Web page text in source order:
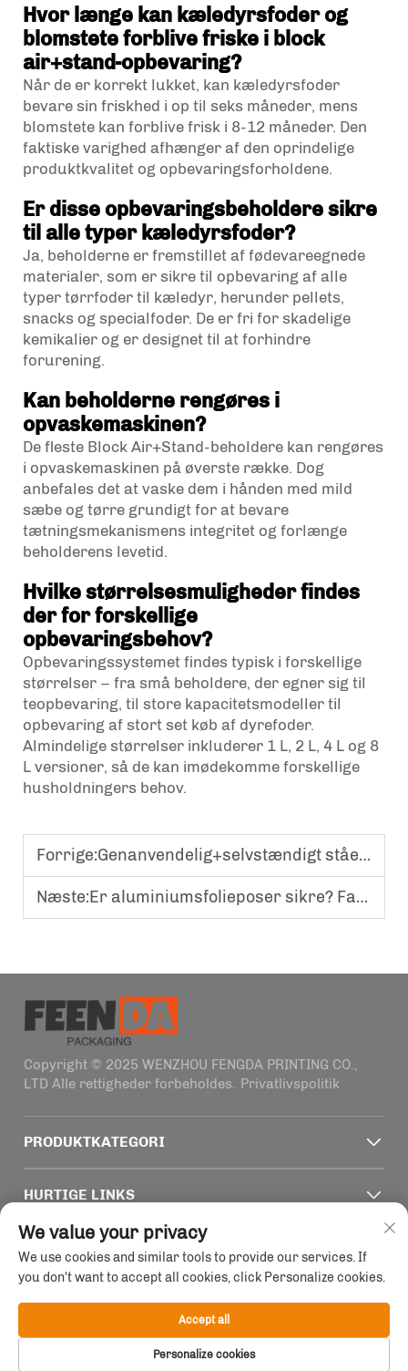
Hvor længe kan kæledyrsfoder og
blomstete forblive friske i block
air+stand-opbevaring?
Når de er korrekt lukket, kan kæledyrsfoder
bevare sin friskhed i op til seks måneder, mens
blomstete kan forblive frisk i 8-12 måneder. Den
faktiske varighed afhænger af den oprindelige
produktkvalitet og opbevaringsforholdene.
Er disse opbevaringsbeholdere sikre
til alle typer kæledyrsfoder?
Ja, beholderne er fremstillet af fødevareegnede
materialer, som er sikre til opbevaring af alle
typer tørrfoder til kæledyr, herunder pellets,
snacks og specialfoder. De er fri for skadelige
kemikalier og er designet til at forhindre
forurening.
Kan beholderne rengøres i
opvaskemaskinen?
De fleste Block Air+Stand-beholdere kan rengøres
i opvaskemaskinen på øverste række. Dog
anbefales det at vaske dem i hånden med mild
sæbe og tørre grundigt for at bevare
tætningsmekanismens integritet og forlænge
beholderens levetid.
Hvilke størrelsesmuligheder findes
der for forskellige
opbevaringsbehov?
Opbevaringssystemet findes typisk i forskellige
størrelser – fra små beholdere, der egner sig til
teopbevaring, til store kapacitetsmodeller til
opbevaring af stort set køb af dyrefoder.
Almindelige størrelser inkluderer 1 L, 2 L, 4 L og 8
L versioner, så de kan imødekomme forskellige
husholdningers behov.
Forrige:Genanvendelig+selvstændigt stående og stabil opbevaring! Bruges til daglig kemiske prøver og rejpakker, hvilket er både miljøvenligt og utæthedsfrit
Næste:Er aluminiumsfolieposer sikre? Fakta, du skal kende
Copyright © 2025 WENZHOU FENGDA PRINTING CO.,
LTD Alle rettigheder forbeholdes. Privatlivspolitik
PRODUKTKATEGORI
HURTIGE LINKS
KONTAKTOPLYSNINGER
Office add : Bygning 4, nr. 1915-2011 Haifeng vej,
+86-13758856618
We value your privacy
We use cookies and similar tools to provide our services. If
you don't want to accept all cookies, click Personalize cookies.
Personalize cookies
Accept all